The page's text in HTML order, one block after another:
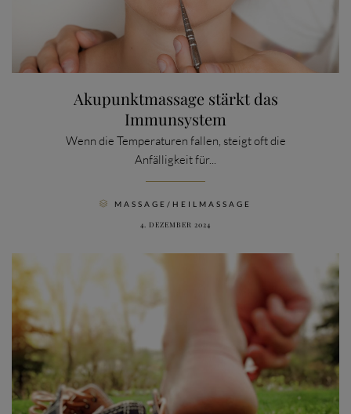
Akupunktmassage stärkt das
Immunsystem
Wenn die Temperaturen fallen, steigt oft die
Anfälligkeit für...
 MASSAGE/HEILMASSAGE
4. DEZEMBER 2024